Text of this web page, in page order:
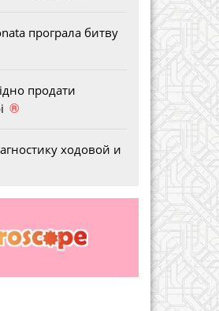
програла битву
продати
®
ходовой и